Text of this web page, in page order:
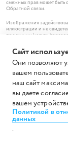
© ООО «Брефи
119620 Москва,
Солнцевский проспект,
+7 (499) 703-49-63
Все права защищены.
смежных прав может быть
Обратной связи.
Изображения
иллюстрации и не
продукции/услуги/
Сайт
Они позволяют
вашем
наш сайт
вы даете
вашем
Политикой в
данных
.